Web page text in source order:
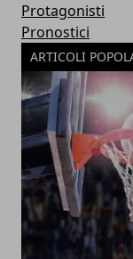
Protagonisti
Pronostici
ARTICOLI